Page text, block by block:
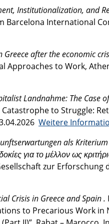
Institutionalization, and
International
after the economic
Approaches to Work,
Landnahme: The Case
Catastrophe to Struggle:
Weitere
als
για το μέλλον ως
zur Erforschung
Crisis in Greece and Spain .
to Precarious Work